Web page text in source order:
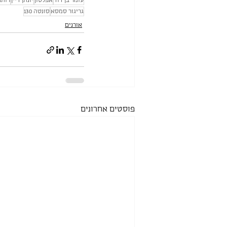
גריגור סמסא סונטה 130
אורנים
פוסטים אחרונים